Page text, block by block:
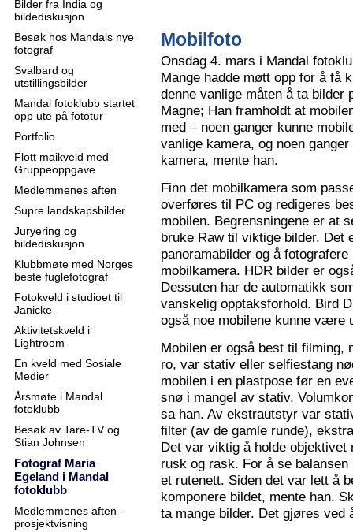
Bilder fra India og
bildediskusjon
Besøk hos Mandals nye
fotograf
Svalbard og
utstillingsbilder
Mandal fotoklubb startet
opp ute på fototur
Portfolio
Flott maikveld med
Gruppeoppgave
Medlemmenes aften
Supre landskapsbilder
Juryering og
bildediskusjon
Klubbmøte med Norges
beste fuglefotograf
Fotokveld i studioet til
Janicke
Aktivitetskveld i
Lightroom
En kveld med Sosiale
Medier
Årsmøte i Mandal
fotoklubb
Besøk av Tare-TV og
Stian Johnsen
Fotograf Maria
Egeland i Mandal
fotoklubb
Medlemmenes aften -
prosjektvisning
Mobilfoto
Onsdag 4. mars i Mandal
Mange hadde møtt opp for å få
denne vanlige måten å ta bilder
Magne; Han framholdt at
med – noen ganger kunne
vanlige kamera, og noen
kamera, mente han.
Finn det mobilkamera som
overføres til PC og redigeres
mobilen. Begrensningene er at
bruke Raw til viktige bilder. Det
panoramabilder og å
mobilkamera. HDR bilder er
Dessuten har de automatikk
vanskelig opptaksforhold. Bird
også noe mobilene kunne være
Mobilen er også best til filming,
ro, var stativ eller selfiestang
mobilen i en plastpose før en
snø i mangel av stativ.
sa han. Av ekstrautstyr var
filter (av de gamle runde),
Det var viktig å holde
rusk og rask. For å se
et rutenett. Siden det var lett å
komponere bildet, mente han.
ta mange bilder. Det gjøres ved